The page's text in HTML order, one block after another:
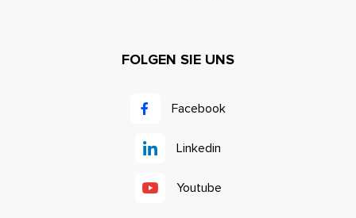
FOLGEN SIE UNS
Facebook
Linkedin
Youtube